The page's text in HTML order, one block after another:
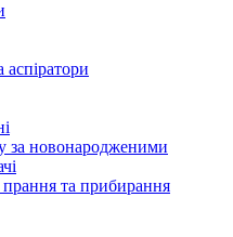
аспіратори
за новонародженими
прання та прибирання